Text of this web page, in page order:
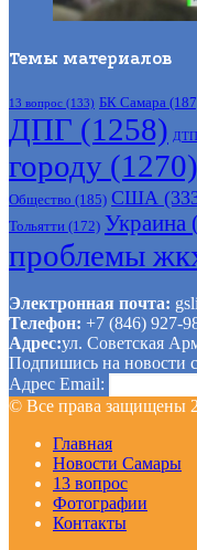
Темы материалов
13 вопрос (133) БК Самара
ДПГ (1258) ДТП
городу (1270)
Общество (185) США
Тольятти (172) Украина
проблемы
Электронная почта:
Телефон: +7 (846) 927-
Адрес:ул. Советская
Подпишись на новости
Адрес Email:
© Все права защищены
Главная
Новости Самары
13 вопрос
Фотографии
Контакты